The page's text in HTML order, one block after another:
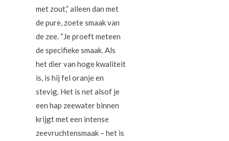
met zout,” alleen dan met
de pure, zoete smaak van
de zee. “Je proeft meteen
de specifieke smaak. Als
het dier van hoge kwaliteit
is, is hij fel oranje en
stevig. Het is net alsof je
een hap zeewater binnen
krijgt met een intense
zeevruchtensmaak – het is